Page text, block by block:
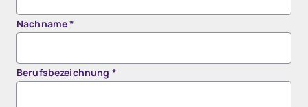
Nachname*
Berufsbezeichnung *